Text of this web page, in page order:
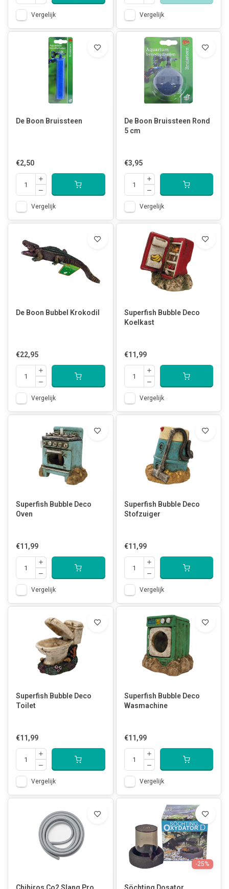
Vergelijk Vergelijk
De Boon Bruissteen
€2,50
Vergelijk
De Boon Bruissteen Rond
5 cm
€3,95
Vergelijk
De Boon Bubbel Krokodil
€22,95
Vergelijk
Superfish Bubble Deco
Koelkast
€11,99
Vergelijk
Superfish Bubble Deco
Oven
€11,99
Vergelijk
Superfish Bubble Deco
Stofzuiger
€11,99
Vergelijk
Superfish Bubble Deco
Toilet
€11,99
Vergelijk
Superfish Bubble Deco
Wasmachine
€11,99
Vergelijk
-25%